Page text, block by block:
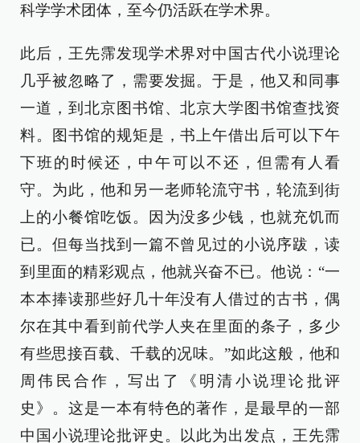
科学学术团体，至今仍活跃在学术界。
此后，王先霈发现学术界对中国古代小说理论
几乎被忽略了，需要发掘。于是，他又和同事
一道，到北京图书馆、北京大学图书馆查找资
料。图书馆的规矩是，书上午借出后可以下午
下班的时候还，中午可以不还，但需有人看
守。为此，他和另一老师轮流守书，轮流到街
上的小餐馆吃饭。因为没多少钱，也就充饥而
已。但每当找到一篇不曾见过的小说序跋，读
到里面的精彩观点，他就兴奋不已。他说：“一
本本捧读那些好几十年没有人借过的古书，偶
尔在其中看到前代学人夹在里面的条子，多少
有些思接百载、千载的况味。”如此这般，他和
周伟民合作，写出了《明清小说理论批评
史》。这是一本有特色的著作，是最早的一部
中国小说理论批评史。以此为出发点，王先霈